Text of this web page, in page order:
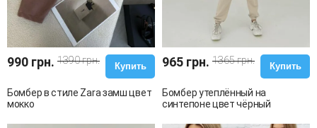
990 грн. 1390 грн.
Купить
Бомбер в стиле Zara замш цвет
мокко
965 грн. 1365 грн.
Купить
Бомбер утеплённый на
синтепоне цвет чёрный